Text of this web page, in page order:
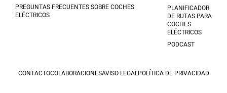
PREGUNTAS FRECUENTES SOBRE COCHES
ELÉCTRICOS
PLANIFICADOR
DE RUTAS PARA
COCHES
ELÉCTRICOS
PODCAST
CONTACTOCOLABORACIONESAVISO LEGAL POLÍTICA DE PRIVACIDAD